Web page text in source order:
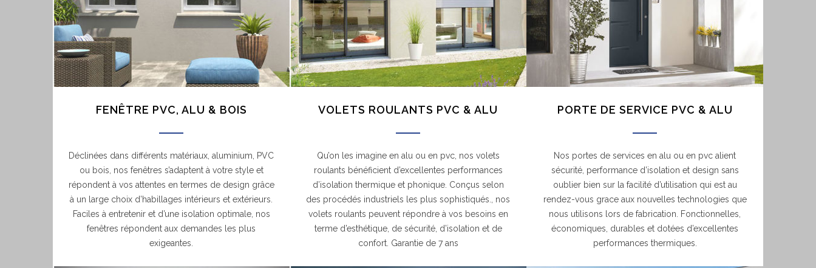
FENÊTRE PVC, ALU & BOIS
Déclinées dans différents matériaux, aluminium, PVC
ou bois, nos fenêtres s’adaptent à votre style et
répondent à vos attentes en termes de design grâce
à un large choix d’habillages intérieurs et extérieurs.
Faciles à entretenir et d’une isolation optimale, nos
fenêtres répondent aux demandes les plus
exigeantes.
VOLETS ROULANTS PVC & ALU
Qu’on les imagine en alu ou en pvc, nos volets
roulants bénéficient d’excellentes performances
d’isolation thermique et phonique. Conçus selon
des procédés industriels les plus sophistiqués., nos
volets roulants peuvent répondre à vos besoins en
terme d’esthétique, de sécurité, d’isolation et de
confort. Garantie de 7 ans
PORTE DE SERVICE PVC & ALU
Nos portes de services en alu ou en pvc alient
sécurité, performance d’isolation et design sans
oublier bien sur la facilité d’utilisation qui est au
rendez-vous grace aux nouvelles technologies que
nous utilisons lors de fabrication. Fonctionnelles,
économiques, durables et dotées d’excellentes
performances thermiques.